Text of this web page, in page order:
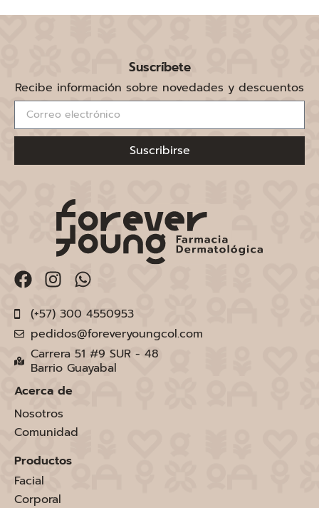
Suscríbete
Recibe información sobre novedades y descuentos
Suscribirse
(+57) 300 4550953
pedidos@foreveryoungcol.com
Carrera 51 #9 SUR - 48
Barrio Guayabal
Acerca de
Nosotros
Comunidad
Productos
Facial
Corporal